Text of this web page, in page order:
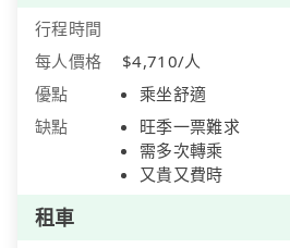
行程時間
每人價格
$4,710/人
優點
乘坐舒適
缺點
旺季一票難求
需多次轉乘
又貴又費時
租車